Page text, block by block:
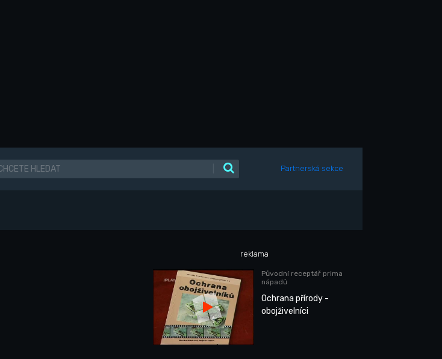
Partnerská sekce
reklama
Původní receptář prima
nápadů
Ochrana přírody -
obojživelníci